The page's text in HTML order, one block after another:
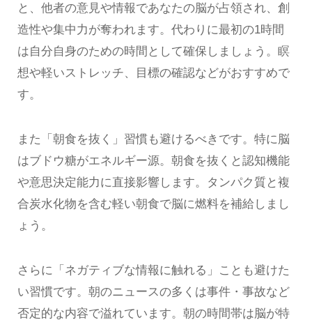
と、他者の意見や情報であなたの脳が占領され、創
造性や集中力が奪われます。代わりに最初の1時間
は自分自身のための時間として確保しましょう。瞑
想や軽いストレッチ、目標の確認などがおすすめで
す。
また「朝食を抜く」習慣も避けるべきです。特に脳
はブドウ糖がエネルギー源。朝食を抜くと認知機能
や意思決定能力に直接影響します。タンパク質と複
合炭水化物を含む軽い朝食で脳に燃料を補給しまし
ょう。
さらに「ネガティブな情報に触れる」ことも避けた
い習慣です。朝のニュースの多くは事件・事故など
否定的な内容で溢れています。朝の時間帯は脳が特